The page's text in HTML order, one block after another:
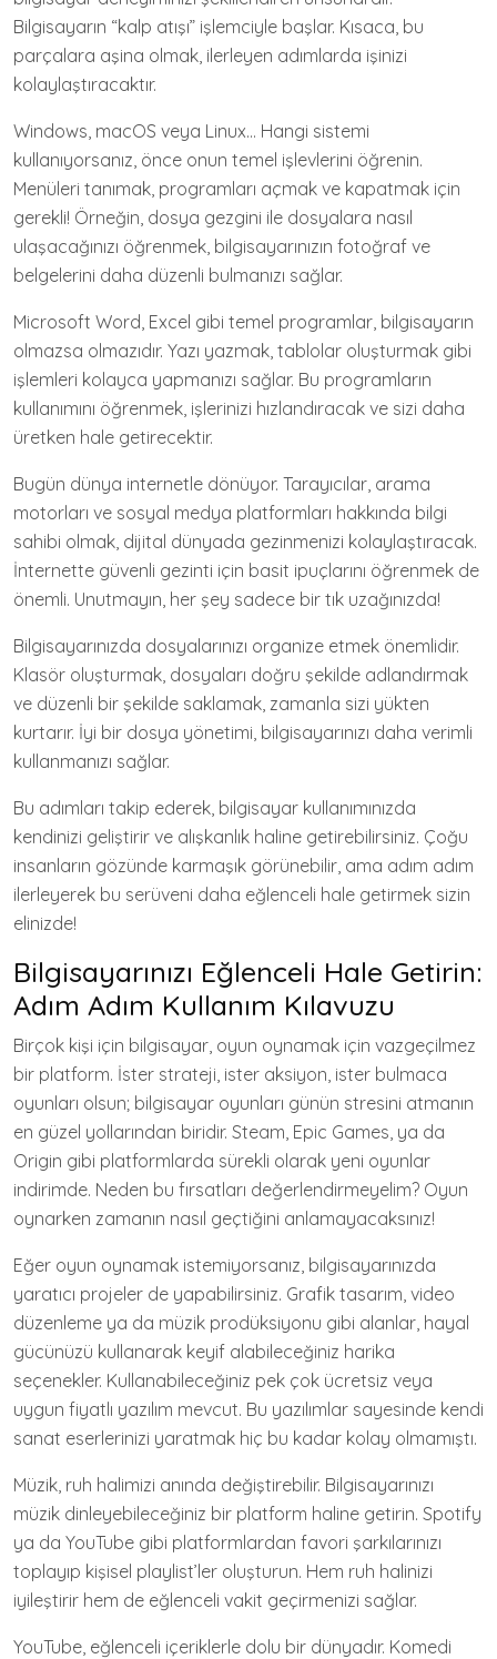
Bilgisayarın “kalp atışı” işlemciyle başlar. Kısaca, bu
parçalara aşina olmak, ilerleyen adımlarda işinizi
kolaylaştıracaktır.
Windows, macOS veya Linux… Hangi sistemi
kullanıyorsanız, önce onun temel işlevlerini öğrenin.
Menüleri tanımak, programları açmak ve kapatmak için
gerekli! Örneğin, dosya gezgini ile dosyalara nasıl
ulaşacağınızı öğrenmek, bilgisayarınızın fotoğraf ve
belgelerini daha düzenli bulmanızı sağlar.
Microsoft Word, Excel gibi temel programlar, bilgisayarın
olmazsa olmazıdır. Yazı yazmak, tablolar oluşturmak gibi
işlemleri kolayca yapmanızı sağlar. Bu programların
kullanımını öğrenmek, işlerinizi hızlandıracak ve sizi daha
üretken hale getirecektir.
Bugün dünya internetle dönüyor. Tarayıcılar, arama
motorları ve sosyal medya platformları hakkında bilgi
sahibi olmak, dijital dünyada gezinmenizi kolaylaştıracak.
İnternette güvenli gezinti için basit ipuçlarını öğrenmek de
önemli. Unutmayın, her şey sadece bir tık uzağınızda!
Bilgisayarınızda dosyalarınızı organize etmek önemlidir.
Klasör oluşturmak, dosyaları doğru şekilde adlandırmak
ve düzenli bir şekilde saklamak, zamanla sizi yükten
kurtarır. İyi bir dosya yönetimi, bilgisayarınızı daha verimli
kullanmanızı sağlar.
Bu adımları takip ederek, bilgisayar kullanımınızda
kendinizi geliştirir ve alışkanlık haline getirebilirsiniz. Çoğu
insanların gözünde karmaşık görünebilir, ama adım adım
ilerleyerek bu serüveni daha eğlenceli hale getirmek sizin
elinizde!
Bilgisayarınızı Eğlenceli Hale Getirin:
Adım Adım Kullanım Kılavuzu
Birçok kişi için bilgisayar, oyun oynamak için vazgeçilmez
bir platform. İster strateji, ister aksiyon, ister bulmaca
oyunları olsun; bilgisayar oyunları günün stresini atmanın
en güzel yollarından biridir. Steam, Epic Games, ya da
Origin gibi platformlarda sürekli olarak yeni oyunlar
indirimde. Neden bu fırsatları değerlendirmeyelim? Oyun
oynarken zamanın nasıl geçtiğini anlamayacaksınız!
Eğer oyun oynamak istemiyorsanız, bilgisayarınızda
yaratıcı projeler de yapabilirsiniz. Grafik tasarım, video
düzenleme ya da müzik prodüksiyonu gibi alanlar, hayal
gücünüzü kullanarak keyif alabileceğiniz harika
seçenekler. Kullanabileceğiniz pek çok ücretsiz veya
uygun fiyatlı yazılım mevcut. Bu yazılımlar sayesinde kendi
sanat eserlerinizi yaratmak hiç bu kadar kolay olmamıştı.
Müzik, ruh halimizi anında değiştirebilir. Bilgisayarınızı
müzik dinleyebileceğiniz bir platform haline getirin. Spotify
ya da YouTube gibi platformlardan favori şarkılarınızı
toplayıp kişisel playlist’ler oluşturun. Hem ruh halinizi
iyileştirir hem de eğlenceli vakit geçirmenizi sağlar.
YouTube, eğlenceli içeriklerle dolu bir dünyadır. Komedi